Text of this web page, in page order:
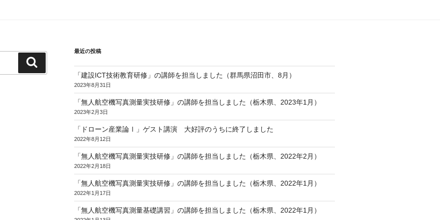
索
最近の投稿
「建設ICT技術教育研修」の講師を担当しました（群馬県沼田市、8月）
2023年8月31日
「無人航空機写真測量実技研修」の講師を担当しました（栃木県、2023年1月）
2023年2月3日
「ドローン産業論Ⅰ」ゲスト講演 大好評のうちに終了しました
2022年8月12日
「無人航空機写真測量実技研修」の講師を担当しました（栃木県、2022年2月）
2022年2月18日
「無人航空機写真測量実技研修」の講師を担当しました（栃木県、2022年1月）
2022年1月17日
「無人航空機写真測量基礎講習」の講師を担当しました（栃木県、2022年1月）